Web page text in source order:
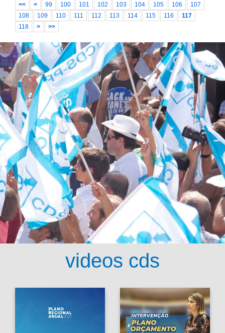
<< < 99 100 101 102 103 104 105 106
107
108
109 110 111 112 113 114 115 116
117
118
> >>
videos cds